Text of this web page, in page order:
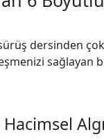
dersinden çok
sağlayan
Algı